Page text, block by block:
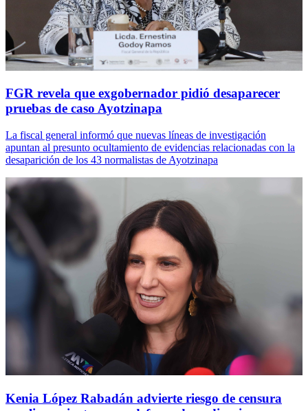
FGR revela que exgobernador pidió desaparecer
pruebas de caso Ayotzinapa
La fiscal general informó que nuevas líneas de investigación
apuntan al presunto ocultamiento de evidencias relacionadas con la
desaparición de los 43 normalistas de Ayotzinapa
Kenia López Rabadán advierte riesgo de censura